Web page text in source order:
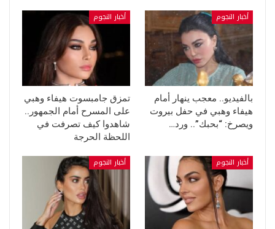
أخبار النجوم
بالفيديو.. معجب ينهار أمام
هيفاء وهبي في حفل بيروت
ويصرخ: “بحبك”.. ورد…
أخبار النجوم
تمزق جامبسوت هيفاء وهبي
على المسرح أمام الجمهور..
شاهدوا كيف تصرفت في
اللحظة الحرجة
أخبار النجوم أخبار النجوم